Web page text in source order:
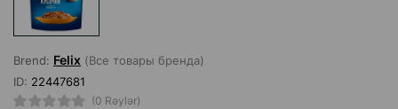
Brend: Felix (Все товары бренда)
ID: 22447681
(0 Rəylər)